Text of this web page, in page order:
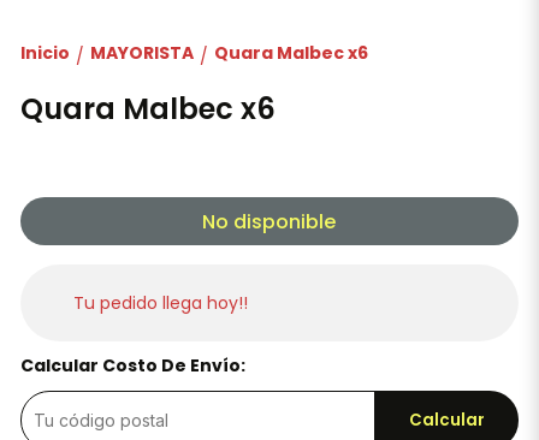
Inicio / MAYORISTA / Quara Malbec x6
Quara Malbec x6
No disponible
Tu pedido llega hoy!!
Calcular Costo De Envío:
Calcular